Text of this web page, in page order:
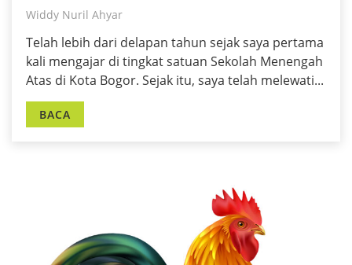
Widdy Nuril Ahyar
Telah lebih dari delapan tahun sejak saya pertama
kali mengajar di tingkat satuan Sekolah Menengah
Atas di Kota Bogor. Sejak itu, saya telah melewati...
BACA